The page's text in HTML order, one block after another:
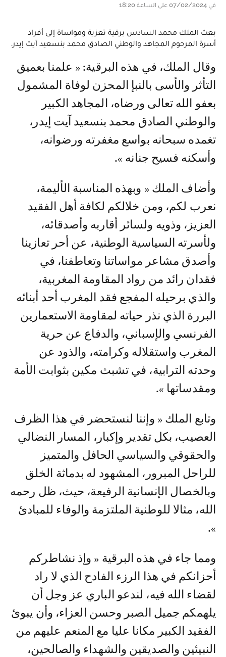
في 07/02/2024 على الساعة 18:20
بعث الملك محمد السادس برقية تعزية ومواساة إلى أفراد
أسرة المرحوم المجاهد والوطني الصادق محمد بنسعيد آيت إيدر.
وقال الملك، في هذه البرقية: « علمنا بعميق
التأثر والأسى بالنبإ المحزن لوفاة المشمول
بعفو الله تعالى ورضاه، المجاهد الكبير
والوطني الصادق محمد بنسعيد آيت إيدر،
تغمده سبحانه بواسع مغفرته ورضوانه،
وأسكنه فسيح جنانه ».
وأضاف الملك « وبهذه المناسبة الأليمة،
نعرب لكم، ومن خلالكم لكافة أهل الفقيد
العزيز، وذويه ولسائر أقاربه وأصدقائه،
ولأسرته السياسية الوطنية، عن أحر تعازينا
وأصدق مشاعر مواساتنا وتعاطفنا، في
فقدان رائد من رواد المقاومة المغربية،
والذي برحيله المفجع فقد المغرب أحد أبنائه
البررة الذي نذر حياته لمقاومة الاستعمارين
الفرنسي والإسباني، والدفاع عن حرية
المغرب واستقلاله وكرامته، والذود عن
وحدته الترابية، في تشبث مكين بثوابت الأمة
ومقدساتها ».
وتابع الملك « وإننا لنستحضر في هذا الظرف
العصيب، بكل تقدير وإكبار، المسار النضالي
والحقوقي والسياسي الحافل والمتميز
للراحل المبرور، المشهود له بدماثة الخلق
وبالخصال الإنسانية الرفيعة، حيث، ظل رحمه
الله، مثالا للوطنية الملتزمة والوفاء للمبادئ
».
ومما جاء في هذه البرقية « وإذ نشاطركم
أحزانكم في هذا الرزء الفادح الذي لا راد
لقضاء الله فيه، لندعو الباري عز وجل أن
يلهمكم جميل الصبر وحسن العزاء، وأن يبوئ
الفقيد الكبير مكانا عليا مع المنعم عليهم من
النبيئين والصديقين والشهداء والصالحين،